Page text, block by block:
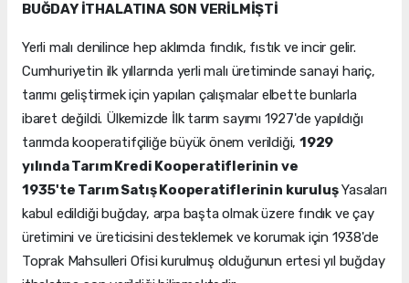
BUĞDAY İTHALATINA SON VERİLMİŞTİ
Yerli malı denilince hep aklımda fındık, fıstık ve incir gelir.
Cumhuriyetin ilk yıllarında yerli malı üretiminde sanayi hariç,
tarımı geliştirmek için yapılan çalışmalar elbette bunlarla
ibaret değildi. Ülkemizde İlk tarım sayımı 1927'de yapıldığı
tarımda kooperatifçiliğe büyük önem verildiği, 1929
yılında Tarım Kredi Kooperatiflerinin ve
1935'te Tarım Satış Kooperatiflerinin kuruluşYasaları
kabul edildiği buğday, arpa başta olmak üzere fındık ve çay
üretimini ve üreticisini desteklemek ve korumak için 1938'de
Toprak Mahsulleri Ofisi kurulmuş olduğunun ertesi yıl buğday